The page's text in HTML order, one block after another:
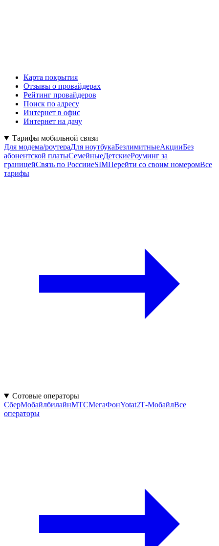
Карта покрытия
Отзывы о провайдерах
Рейтинг провайдеров
Поиск по адресу
Интернет в офис
Интернет на дачу
Тарифы мобильной связи
Для модема/роутераДля ноутбукаБезлимитныеАкцииБез
абонентской платыСемейныеДетскиеРоуминг за
границейСвязь по РоссииeSIMПерейти со своим номеромВсе
тарифы
Сотовые операторы
СберМобайлбилайнМТСМегаФонYotat2Т-МобайлВсе
операторы